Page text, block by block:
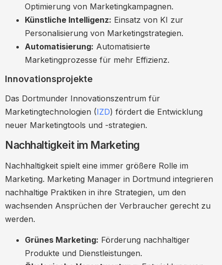
Optimierung von Marketingkampagnen.
Künstliche Intelligenz: Einsatz von KI zur
Personalisierung von Marketingstrategien.
Automatisierung: Automatisierte
Marketingprozesse für mehr Effizienz.
Innovationsprojekte
Das Dortmunder Innovationszentrum für
Marketingtechnologien (IZD) fördert die Entwicklung
neuer Marketingtools und -strategien.
Nachhaltigkeit im Marketing
Nachhaltigkeit spielt eine immer größere Rolle im
Marketing. Marketing Manager in Dortmund integrieren
nachhaltige Praktiken in ihre Strategien, um den
wachsenden Ansprüchen der Verbraucher gerecht zu
werden.
Grünes Marketing: Förderung nachhaltiger
Produkte und Dienstleistungen.